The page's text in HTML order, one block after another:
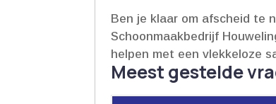
Ben je klaar om afscheid te
Schoonmaakbedrijf
helpen met een vlekkeloze
Meest gestelde